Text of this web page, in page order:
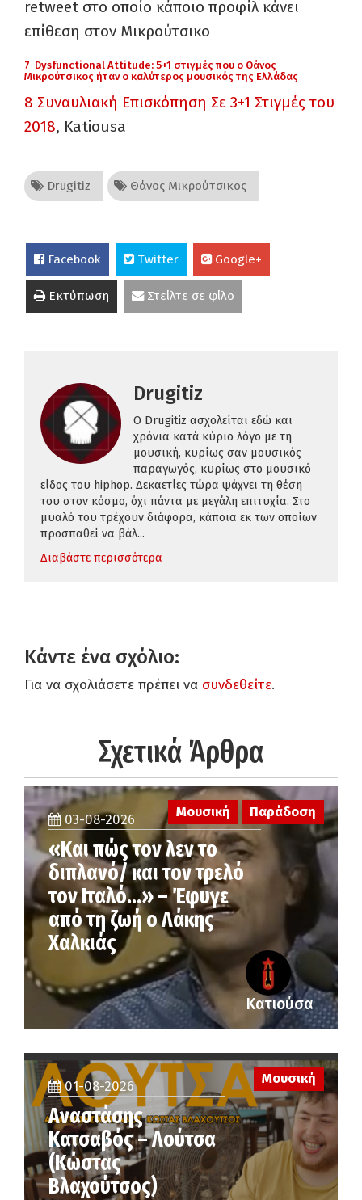
retweet στο οποίο κάποιο προφίλ κάνει
επίθεση στον Μικρούτσικο
7 Dysfunctional Attitude: 5+1 στιγμές που ο Θάνος
Μικρούτσικος ήταν ο καλύτερος μουσικός της Ελλάδας
8 Συναυλιακή Επισκόπηση Σε 3+1 Στιγμές του
2018, Katiousa
Drugitiz Θάνος Μικρούτσικος
Facebook Twitter Google+
Εκτύπωση Στείλτε σε φίλο
Drugitiz
O Drugitiz ασχολείται εδώ και
χρόνια κατά κύριο λόγο με τη
μουσική, κυρίως σαν μουσικός
παραγωγός, κυρίως στο μουσικό
είδος του hiphop. Δεκαετίες τώρα ψάχνει τη θέση
του στον κόσμο, όχι πάντα με μεγάλη επιτυχία. Στο
μυαλό του τρέχουν διάφορα, κάποια εκ των οποίων
προσπαθεί να βάλ...
Διαβάστε περισσότερα
Κάντε ένα σχόλιο:
Για να σχολιάσετε πρέπει να συνδεθείτε.
Σχετικά Άρθρα
Μουσική Παράδοση
03-08-2026
«Και πώς τον λεν το
διπλανό/ και τον τρελό
τον Ιταλό…» – Έφυγε
από τη ζωή ο Λάκης
Χαλκιάς
Κατιούσα
01-08-2026
Αναστάσης
Κατσαβός – Λούτσα
(Κώστας
Βλαχούτσος)
Μουσική